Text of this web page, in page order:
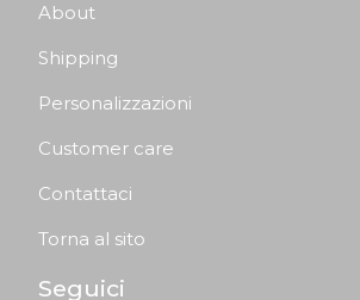
About
Shipping
Personalizzazioni
Customer care
Contattaci
Torna al sito
Seguici